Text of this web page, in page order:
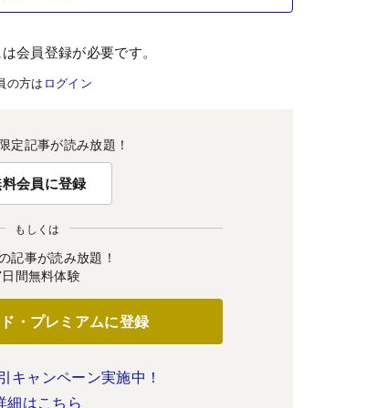
会員登録が必要です。
の方は ログイン
定記事が読み放題！
会員に登録
もしくは
記事が読み放題！
間無料体験
・プレミアムに登録
キャンペーン実施中！
細はこちら